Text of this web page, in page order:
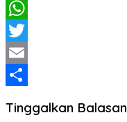
Facebook
WhatsApp
Twitter
Email
Tinggalkan Balasan